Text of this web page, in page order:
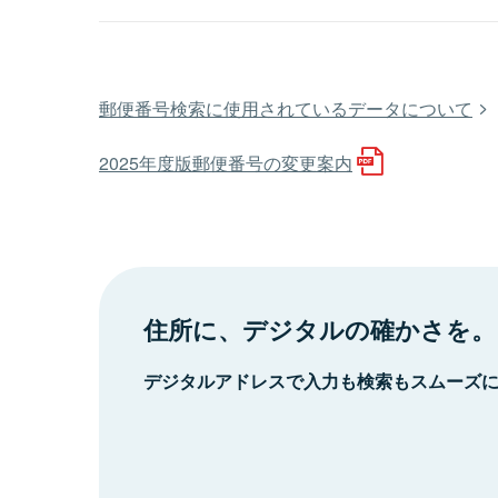
郵便番号検索に使用されているデータについて
2025年度版郵便番号の変更案内
住所に、デジタルの確かさを。
デジタルアドレスで入力も検索もスムーズ